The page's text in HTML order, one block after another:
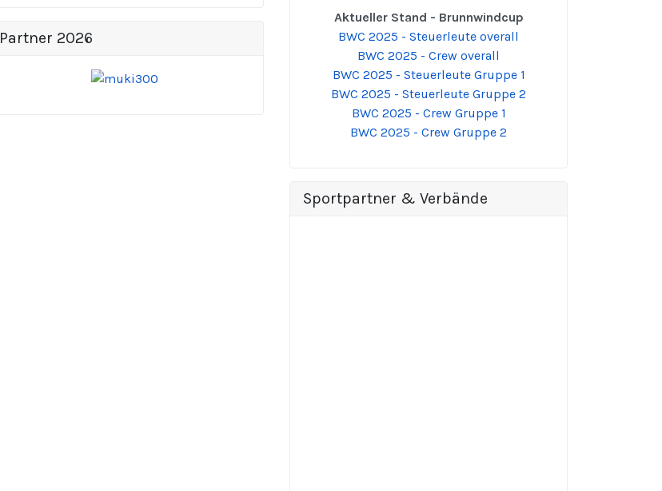
Partner 2026
Aktueller Stand - Brunnwindcup
BWC 2025 - Steuerleute overall
BWC 2025 - Crew overall
BWC 2025 - Steuerleute Gruppe 1
BWC 2025 - Steuerleute Gruppe 2
BWC 2025 - Crew Gruppe 1
BWC 2025 - Crew Gruppe 2
Sportpartner & Verbände